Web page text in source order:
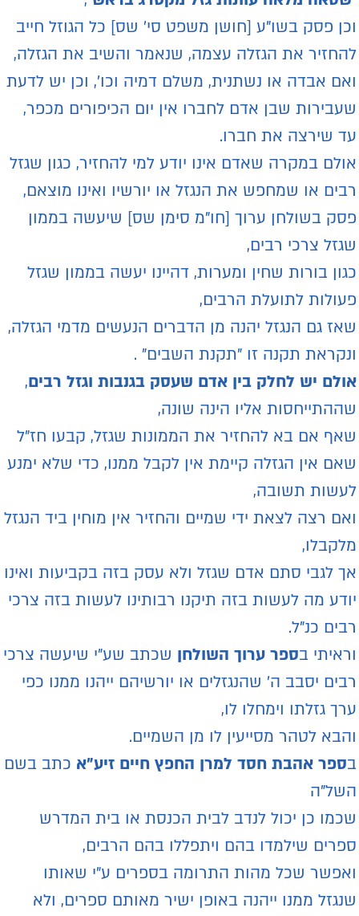
פסק בשו"ע [חושן משפט סי’ שס] כל הגוזל חייב
את הגזלה עצמה, שנאמר והשיב את הגזלה,
אבדה או נשתנית, משלם דמיה וכו’, וכן יש לדעת
שבן אדם לחברו אין יום הכיפורים מכפר,
שירצה את חברו.
במקרה שאדם אינו יודע למי להחזיר, כגון שגזל
או שמחפש את הנגזל או יורשיו ואינו מוצאם,
בשולחן ערוך [חו"מ סימן שס] שיעשה בממון
צרכי רבים,
בורות שחין ומערות, דהיינו יעשה בממון שגזל
לתועלת הרבים,
גם הנגזל יהנה מן הדברים הנעשים מדמי הגזלה,
תקנה זו "תקנת השבים" .
יש לחלק בין אדם שעסק בגנבות וגזל רבים,
אליו הינה שונה,
אם בא להחזיר את הממונות שגזל, קבעו חז"ל
אין הגזלה קיימת אין לקבל ממנו, כדי שלא ימנע
תשובה,
רצה לצאת ידי שמיים והחזיר אין מוחין ביד הנגזל
לגבי סתם אדם שגזל ולא עסק בזה בקביעות ואינו
מה לעשות בזה תיקנו רבותינו לעשות בזה צרכי
כנ"ל.
בספר ערוך השולחןשכתב שע"י שיעשה צרכי
יסבב ה’ שהנגזלים או יורשיהם ייהנו ממנו כפי
גזלתו וימחלו לו,
לטהר מסייעין לו מן השמיים.
ספר אהבת חסד למרן החפץ חיים זיע"א כתב בשם
כן יכול לנדב לבית הכנסת או בית המדרש
שילמדו בהם ויתפללו בהם הרבים,
שכל מהות התרומה בספרים ע"י שאותו
ממנו ייהנה באופן ישיר מאותם ספרים, ולא